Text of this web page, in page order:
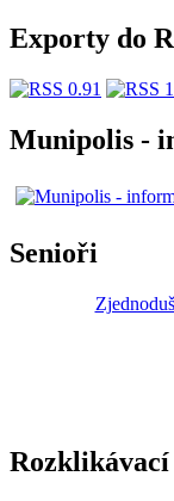
Exporty do
Munipolis -
Senioři